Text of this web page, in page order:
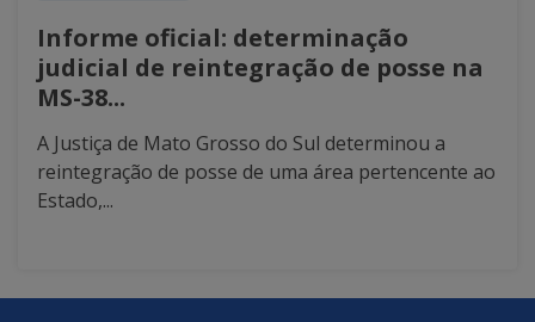
Informe oficial: determinação
judicial de reintegração de posse na
MS-38...
A Justiça de Mato Grosso do Sul determinou a
reintegração de posse de uma área pertencente ao
Estado,...